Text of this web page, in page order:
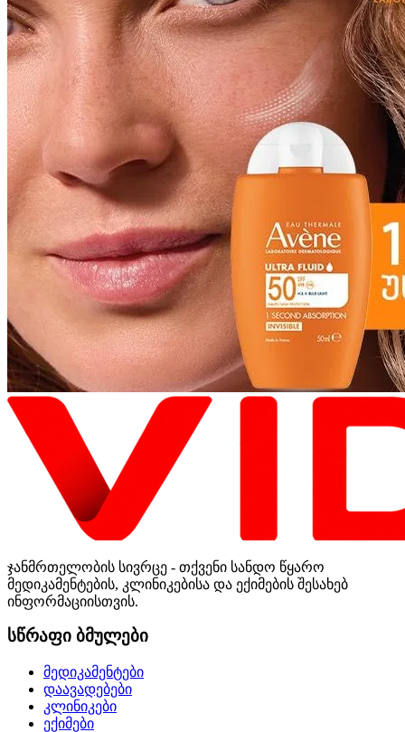
ჯანმრთელობის სივრცე - თქვენი სანდო წყარო
მედიკამენტების, კლინიკებისა და ექიმების შესახებ
ინფორმაციისთვის.
სწრაფი ბმულები
მედიკამენტები
დაავადებები
კლინიკები
ექიმები